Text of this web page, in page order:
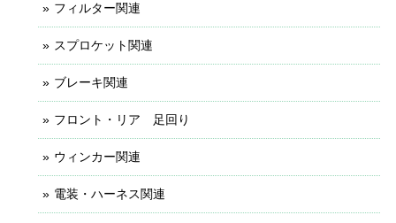
フィルター関連
スプロケット関連
ブレーキ関連
フロント・リア 足回り
ウィンカー関連
電装・ハーネス関連